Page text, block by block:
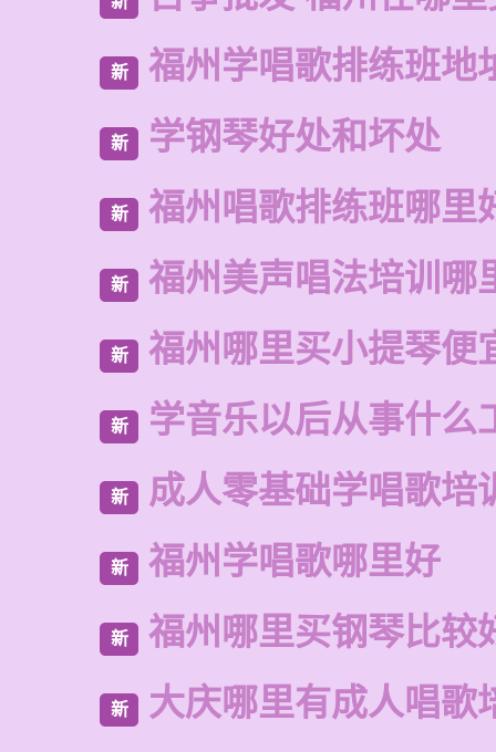
新 福州学唱歌排练班地
新 学钢琴好处和坏处
新 福州唱歌排练班哪里
新 福州美声唱法培训哪
新 福州哪里买小提琴便
新 学音乐以后从事什么
新 成人零基础学唱歌培
新 福州学唱歌哪里好
新 福州哪里买钢琴比较
新 大庆哪里有成人唱歌